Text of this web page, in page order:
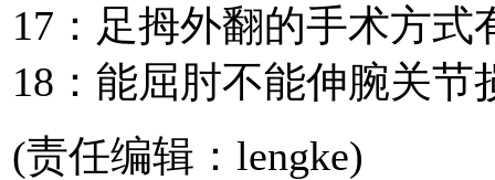
17：足拇外翻的手术方式
18：能屈肘不能伸腕关
(责任编辑：lengke)